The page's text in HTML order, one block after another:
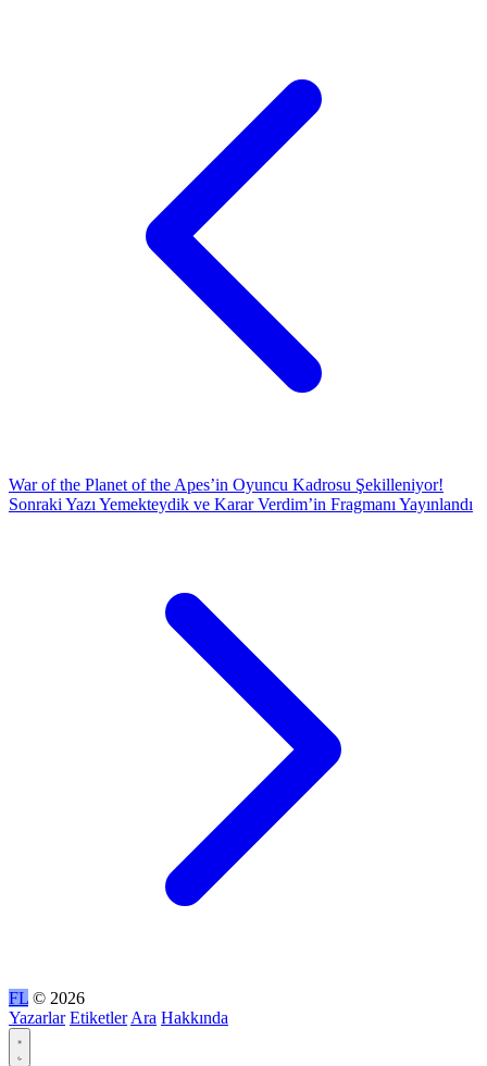
War of the Planet of the Apes’in Oyuncu Kadrosu Şekilleniyor!
Sonraki Yazı Yemekteydik ve Karar Verdim’in Fragmanı Yayınlandı
FL © 2026
Yazarlar Etiketler Ara Hakkında